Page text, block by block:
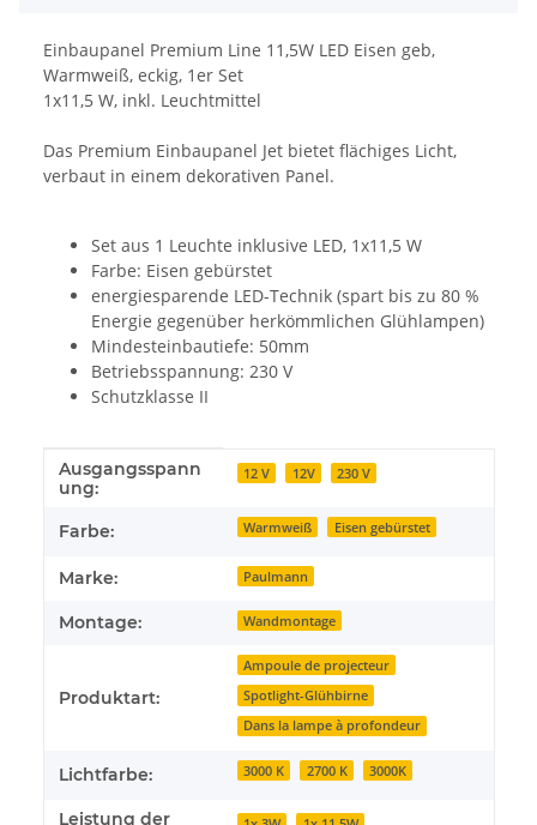
Einbaupanel Premium Line 11,5W LED Eisen geb,
Warmweiß, eckig, 1er Set
1x11,5 W, inkl. Leuchtmittel
Das Premium Einbaupanel Jet bietet flächiges Licht,
verbaut in einem dekorativen Panel.
Set aus 1 Leuchte inklusive LED, 1x11,5 W
Farbe: Eisen gebürstet
energiesparende LED-Technik (spart bis zu 80 %
Energie gegenüber herkömmlichen Glühlampen)
Mindesteinbautiefe: 50mm
Betriebsspannung: 230 V
Schutzklasse II
Produkteigenschaft
Wert
Ausgangsspann
ung:
12 V 12V 230 V
Farbe: Warmweiß Eisen gebürstet
Marke: Paulmann
Montage: Wandmontage
Produktart:
Ampoule de projecteur
Spotlight-Glühbirne
Dans la lampe à profondeur
Lichtfarbe: 3000 K 2700 K 3000K
Leistung der